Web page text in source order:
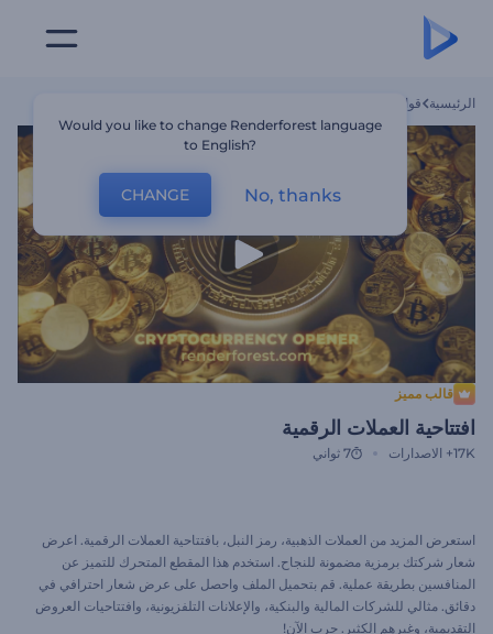
الرئيسية قوالب
قالب مميز
افتتاحية العملات الرقمية
17K+ الاصدارات 7 ثواني
استعرض المزيد من العملات الذهبية، رمز النبل، بافتتاحية العملات الرقمية. اعرض
شعار شركتك برمزية مضمونة للنجاح. استخدم هذا المقطع المتحرك للتميز عن
المنافسين بطريقة عملية. قم بتحميل الملف واحصل على عرض شعار احترافي في
دقائق. مثالي للشركات المالية والبنكية، والإعلانات التلفزيونية، وافتتاحيات العروض
التقديمية، وغيرهم الكثير. جرب الآن!
Would you like to change Renderforest language
to English?
CHANGE No, thanks